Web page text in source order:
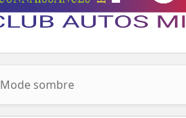
Mode sombre